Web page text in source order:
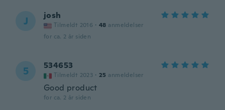
J josh
Tilmeldt 2016 · 48 anmeldelser
for ca. 2 år siden
5 534653
Tilmeldt 2023 · 25 anmeldelser
Good product
for ca. 2 år siden